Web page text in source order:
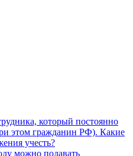
который постоянно
этом гражданин РФ). Какие
учесть?
можно подавать